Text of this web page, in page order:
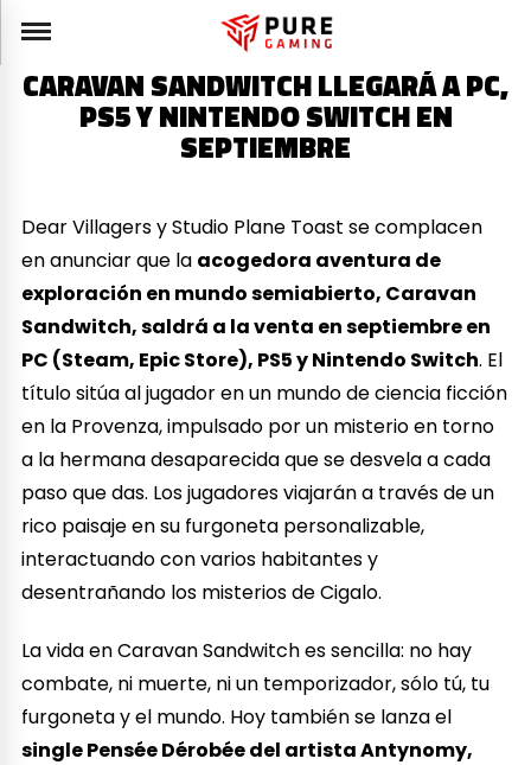
CARAVAN SANDWITCH LLEGARÁ A PC,
PS5 Y NINTENDO SWITCH EN
SEPTIEMBRE
Dear Villagers y Studio Plane Toast se complacen
en anunciar que la acogedora aventura de
exploración en mundo semiabierto, Caravan
Sandwitch, saldrá a la venta en septiembre en
PC (Steam, Epic Store), PS5 y Nintendo Switch. El
título sitúa al jugador en un mundo de ciencia ficción
en la Provenza, impulsado por un misterio en torno
a la hermana desaparecida que se desvela a cada
paso que das. Los jugadores viajarán a través de un
rico paisaje en su furgoneta personalizable,
interactuando con varios habitantes y
desentrañando los misterios de Cigalo.
La vida en Caravan Sandwitch es sencilla: no hay
combate, ni muerte, ni un temporizador, sólo tú, tu
furgoneta y el mundo. Hoy también se lanza el
single Pensée Dérobée del artista Antynomy,